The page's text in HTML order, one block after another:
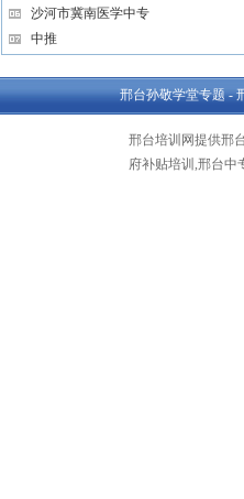
沙河市冀南医学中专
中推
邢台孙敬学堂专题 -
邢台培训网提供邢
府补贴培训,邢台中